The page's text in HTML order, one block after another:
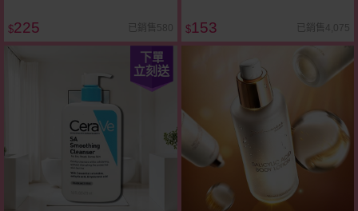
$225 已銷售580 $153 已銷售4,075
下單
立刻送